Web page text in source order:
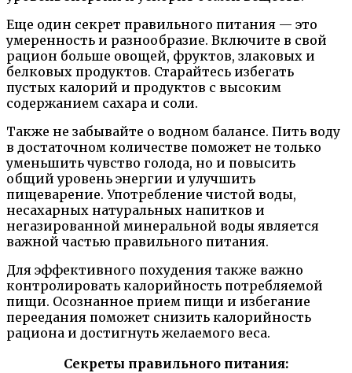
Еще один секрет правильного питания — это
умеренность и разнообразие. Включите в свой
рацион больше овощей, фруктов, злаковых и
белковых продуктов. Старайтесь избегать
пустых калорий и продуктов с высоким
содержанием сахара и соли.
Также не забывайте о водном балансе. Пить воду
в достаточном количестве поможет не только
уменьшить чувство голода, но и повысить
общий уровень энергии и улучшить
пищеварение. Употребление чистой воды,
несахарных натуральных напитков и
негазированной минеральной воды является
важной частью правильного питания.
Для эффективного похудения также важно
контролировать калорийность потребляемой
пищи. Осознанное прием пищи и избегание
переедания поможет снизить калорийность
рациона и достигнуть желаемого веса.
Секреты правильного питания: